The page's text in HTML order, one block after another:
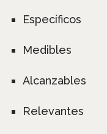
Específicos
Medibles
Alcanzables
Relevantes